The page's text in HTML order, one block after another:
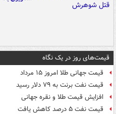
قیمت‌های روز در یک نگاه
قیمت جهانی طلا امروز ۱۵ مرداد
قیمت نفت برنت به ۷۹ دلار رسید
افزایش قیمت طلا و نقره جهانی
قیمت نفت ۵ درصد کاهش یافت